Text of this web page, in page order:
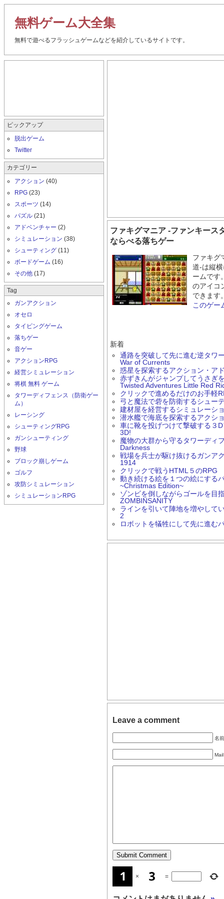
無料ゲーム大全集
無料で遊べるフラッシュゲームなどを紹介しているサイトです。
ファキグマニア -ファンキー
ならべる落ちゲー
ファキグ
道- は縦
ームです
のアイコ
できます
このゲー
新着
通路を突破して先に進む逆タワ
War of Currents
惑星を探索するアクション・ア
赤ずきんがジャンプしてうさ
Twisted Adventures Little Red
クリックで進めるだけのお手軽
弓と魔法で砦を防衛するシュ
建材屋を経営するシミュレー
潜水艦で海底を探索するアク
車に靴を投げつけて撃破する
3D!
魔物の大群から守るタワーデ
Darkness
戦場を兵士が駆け抜けるガン
1914
クリックで戦うHTML５のRPG
動き続ける絵を１つの絵にす
~Christmas Edition~
ゾンビを倒しながらゴールを
ZOMBINSANITY
ラインを引いて陣地を増やし
2
ロボットを犠牲にして先に進
Leave a comment
名
× =
ピックアップ
脱出ゲーム
Twitter
カテゴリー
アクション (40)
RPG (23)
スポーツ (14)
パズル (21)
アドベンチャー (2)
シミュレーション (38)
シューティング (11)
ボードゲーム (16)
その他 (17)
Tag
ガンアクション
オセロ
タイピングゲーム
落ちゲー
音ゲー
アクションRPG
経営シミュレーション
将棋 無料 ゲーム
タワーディフェンス（防衛ゲー
ム）
レーシング
シューティングRPG
ガンシューティング
野球
ブロック崩しゲーム
ゴルフ
攻防シミュレーション
シミュレーションRPG